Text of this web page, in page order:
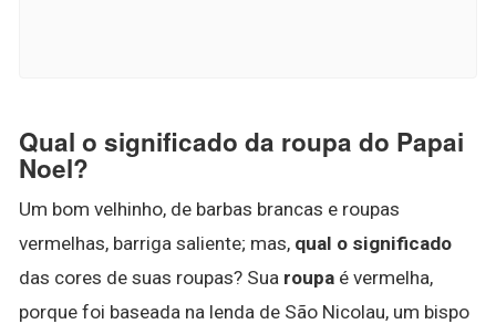
Qual o significado da roupa do Papai
Noel?
Um bom velhinho, de barbas brancas e roupas
vermelhas, barriga saliente; mas, qual o significado
das cores de suas roupas? Sua roupa é vermelha,
porque foi baseada na lenda de São Nicolau, um bispo